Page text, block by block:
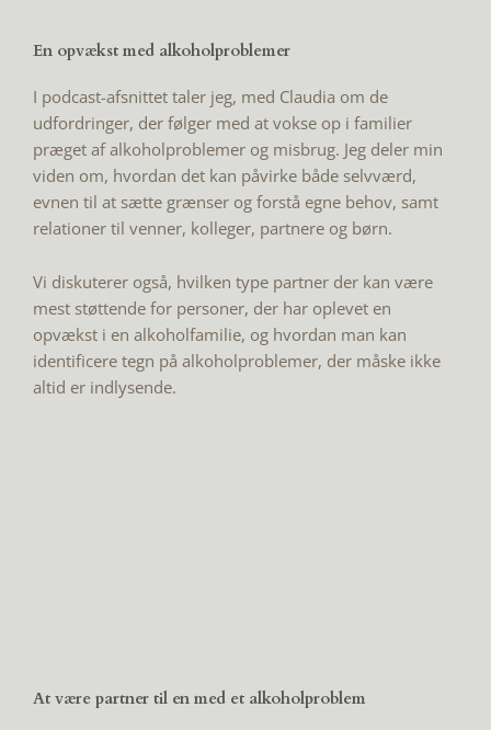
En opvækst med alkoholproblemer
I podcast-afsnittet taler jeg, med Claudia om de
udfordringer, der følger med at vokse op i familier
præget af alkoholproblemer og misbrug. Jeg deler min
viden om, hvordan det kan påvirke både selvværd,
evnen til at sætte grænser og forstå egne behov, samt
relationer til venner, kolleger, partnere og børn.
Vi diskuterer også, hvilken type partner der kan være
mest støttende for personer, der har oplevet en
opvækst i en alkoholfamilie, og hvordan man kan
identificere tegn på alkoholproblemer, der måske ikke
altid er indlysende.
At være partner til en med et alkoholproblem